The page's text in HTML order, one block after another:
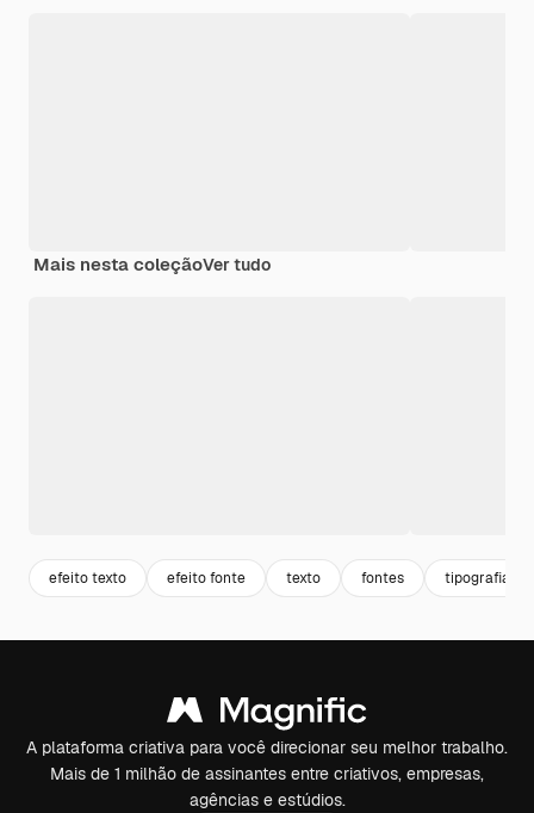
Mais nesta coleçãoVer tudo
efeito texto efeito fonte texto fontes tipografia
A plataforma criativa para você direcionar seu melhor trabalho.
Mais de 1 milhão de assinantes entre criativos, empresas,
agências e estúdios.